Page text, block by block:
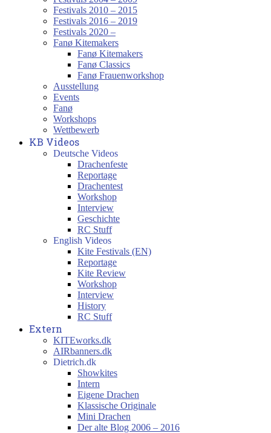
Festivals 2010 – 2015
Festivals 2016 – 2019
Festivals 2020 –
Fanø Kitemakers
Fanø Kitemakers
Fanø Classics
Fanø Frauenworkshop
Ausstellung
Events
Fanø
Workshops
Wettbewerb
KB Videos
Deutsche Videos
Drachenfeste
Reportage
Drachentest
Workshop
Interview
Geschichte
RC Stuff
English Videos
Kite Festivals (EN)
Reportage
Kite Review
Workshop
Interview
History
RC Stuff
Extern
KITEworks.dk
AIRbanners.dk
Dietrich.dk
Showkites
Intern
Eigene Drachen
Klassische Originale
Mini Drachen
Der alte Blog 2006 – 2016